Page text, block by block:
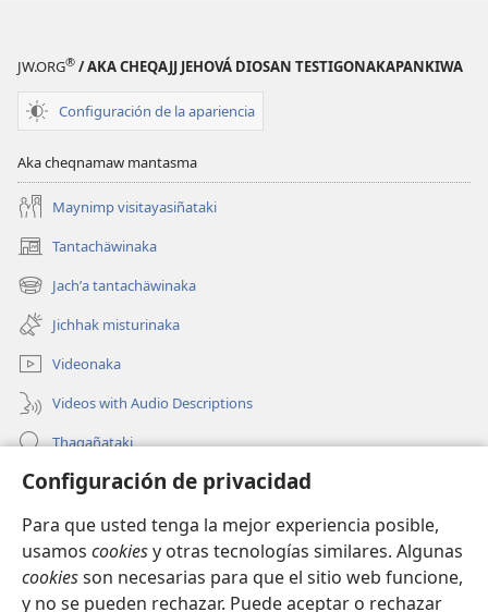
Configuración de privacidad
Para que usted tenga la mejor experiencia posible,
usamos cookiesy otras tecnologías similares. Algunas
cookiesson necesarias para que el sitio web funcione,
y no se pueden rechazar. Puede aceptar o rechazar
JW.ORG® / AKA CHEQAJJ JEHOVÁ DIOSAN TESTIGONAKAPANKIWA
Configuración de la apariencia
Aka cheqnamaw mantasma
Maynimp visitayasiñataki
Tantachäwinaka
(opens
new
window)
Jachʼa tantachäwinaka
(opens
new
window)
Jichhak misturinaka
Videonaka
Videos with Audio Descriptions
Thaqañataki
Oraqpachat yatiyäwinaka
Donacionanaka
(opens
window)INTERNETANKIR BIBLIOTECA
(opens